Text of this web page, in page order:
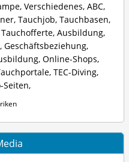
, Verschiedenes, ABC,
, Tauchjob, Tauchbasen,
Tauchofferte, Ausbildung,
, Geschäftsbeziehung,
, Online-Shops,
, TEC-Diving,
Seiten,